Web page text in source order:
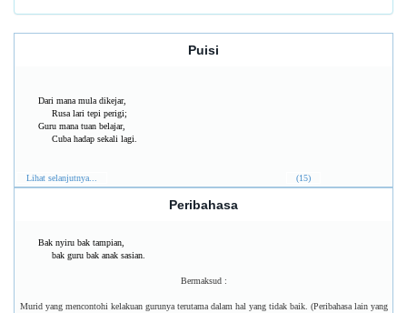
Puisi
Dari mana mula dikejar,
Rusa lari tepi perigi;
Guru mana tuan belajar,
Cuba hadap sekali lagi.
Lihat selanjutnya... (15)
Peribahasa
Bak nyiru bak tampian,
bak guru bak anak sasian.
Bermaksud :
Murid yang mencontohi kelakuan gurunya terutama dalam hal yang tidak baik. (Peribahasa lain yang